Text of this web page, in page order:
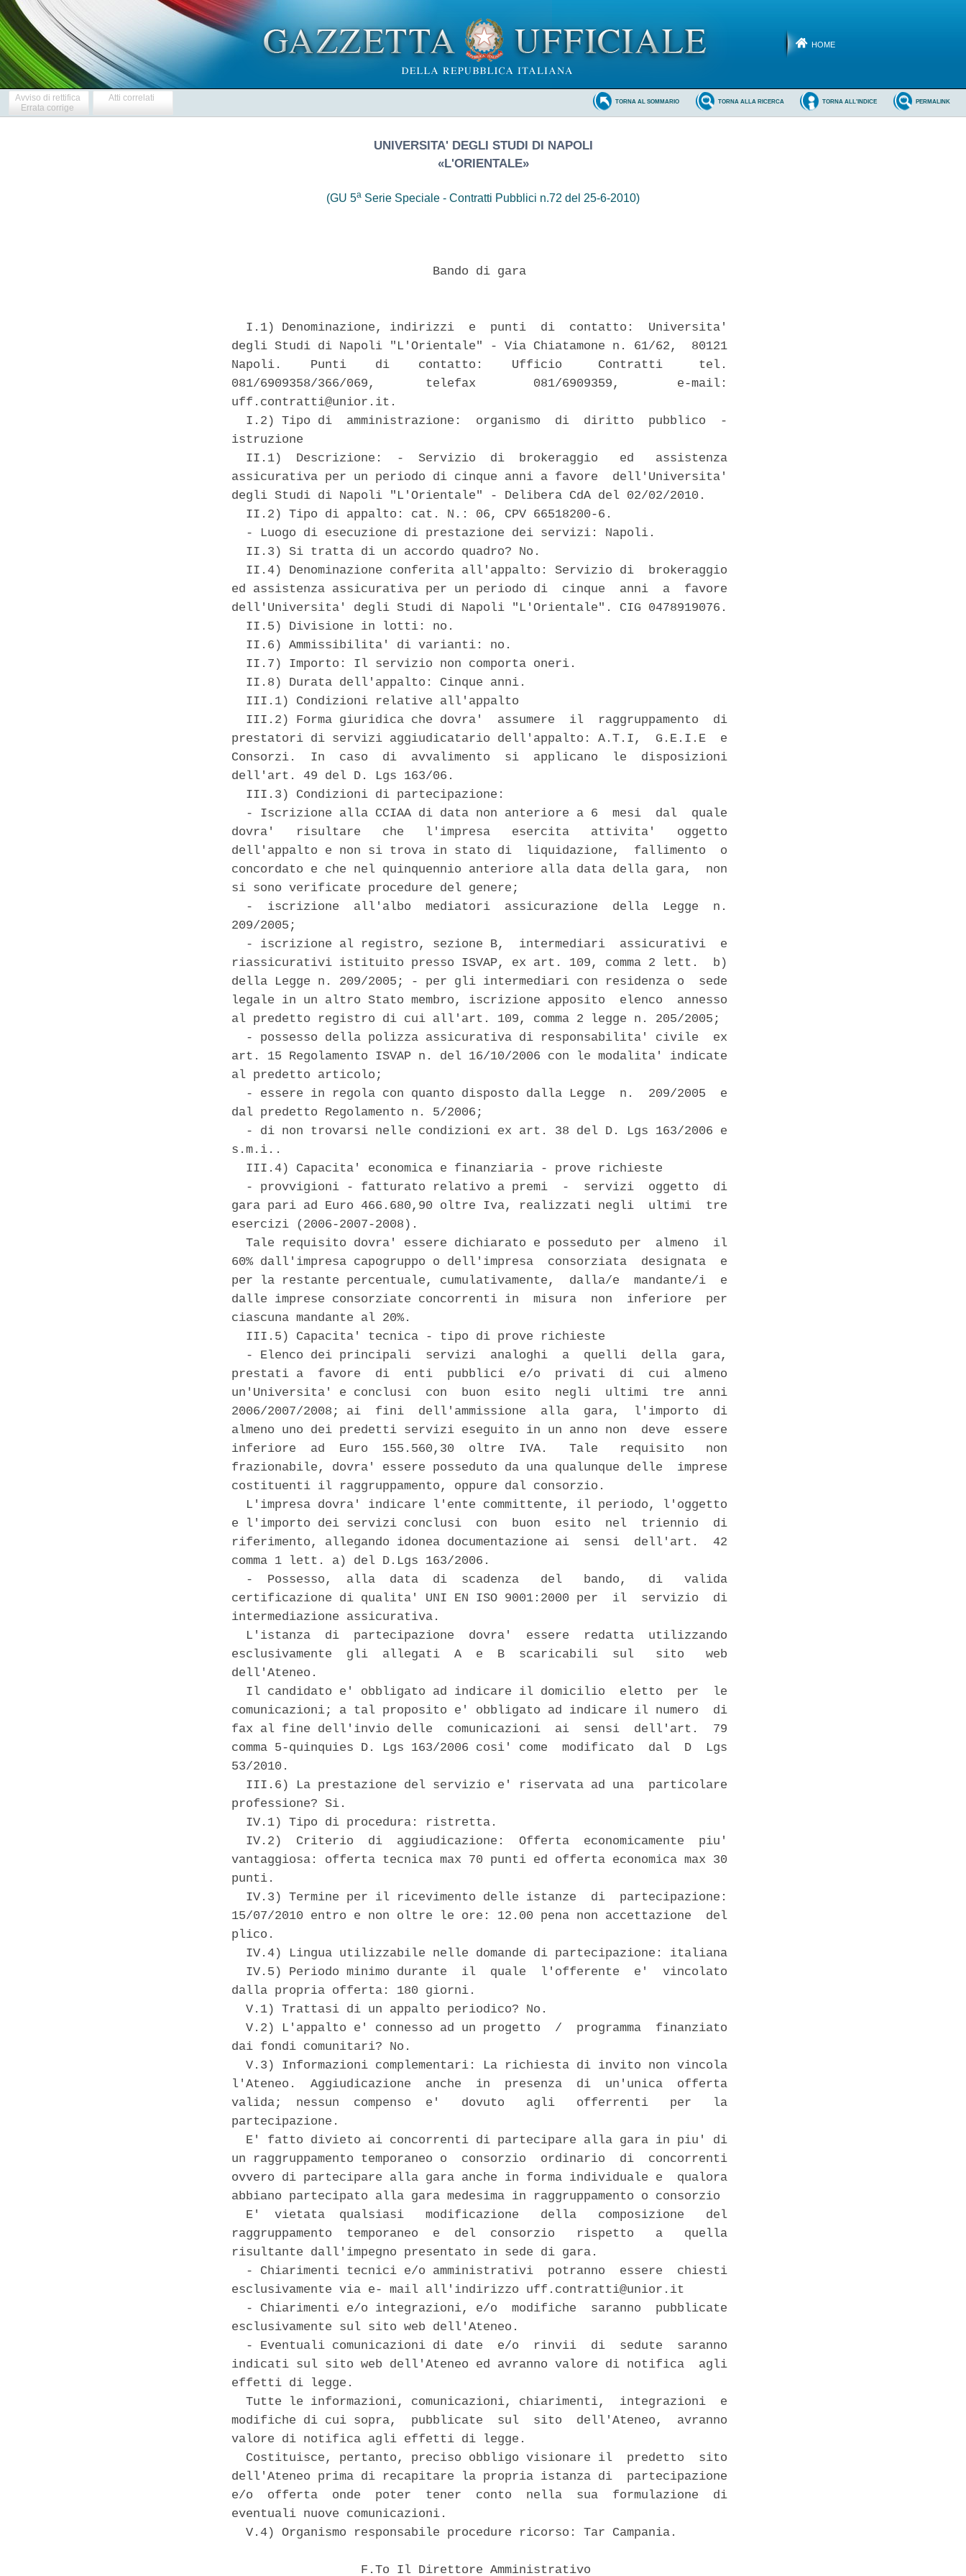
HOME
Avviso di rettifica
Errata corrige
Atti correlati PERMALINK
TORNA ALL'INDICE
TORNA ALLA RICERCA
TORNA AL SOMMARIO
UNIVERSITA' DEGLI STUDI DI NAPOLI
«L'ORIENTALE»
(GU 5a Serie Speciale - Contratti Pubblici n.72 del 25-6-2010)
                            Bando di gara
  I.1) Denominazione, indirizzi  e  punti  di  contatto:  Universita'
degli Studi di Napoli "L'Orientale" - Via Chiatamone n. 61/62,  80121
Napoli.    Punti    di    contatto:    Ufficio     Contratti     tel.
081/6909358/366/069,       telefax        081/6909359,        e-mail:
uff.contratti@unior.it.
  I.2) Tipo di  amministrazione:  organismo  di  diritto  pubblico  -
istruzione
  II.1)  Descrizione:  -  Servizio  di  brokeraggio   ed   assistenza
assicurativa per un periodo di cinque anni a favore  dell'Universita'
degli Studi di Napoli "L'Orientale" - Delibera CdA del 02/02/2010.
  II.2) Tipo di appalto: cat. N.: 06, CPV 66518200-6.
  - Luogo di esecuzione di prestazione dei servizi: Napoli.
  II.3) Si tratta di un accordo quadro? No.
  II.4) Denominazione conferita all'appalto: Servizio di  brokeraggio
ed assistenza assicurativa per un periodo di  cinque  anni  a  favore
dell'Universita' degli Studi di Napoli "L'Orientale". CIG 0478919076.
  II.5) Divisione in lotti: no.
  II.6) Ammissibilita' di varianti: no.
  II.7) Importo: Il servizio non comporta oneri.
  II.8) Durata dell'appalto: Cinque anni.
  III.1) Condizioni relative all'appalto
  III.2) Forma giuridica che dovra'  assumere  il  raggruppamento  di
prestatori di servizi aggiudicatario dell'appalto: A.T.I,  G.E.I.E  e
Consorzi.  In  caso  di  avvalimento  si  applicano  le  disposizioni
dell'art. 49 del D. Lgs 163/06.
  III.3) Condizioni di partecipazione:
  - Iscrizione alla CCIAA di data non anteriore a 6  mesi  dal  quale
dovra'   risultare   che   l'impresa   esercita   attivita'   oggetto
dell'appalto e non si trova in stato di  liquidazione,  fallimento  o
concordato e che nel quinquennio anteriore alla data della gara,  non
si sono verificate procedure del genere;
  -  iscrizione  all'albo  mediatori  assicurazione  della  Legge  n.
209/2005;
  - iscrizione al registro, sezione B,  intermediari  assicurativi  e
riassicurativi istituito presso ISVAP, ex art. 109, comma 2 lett.  b)
della Legge n. 209/2005; - per gli intermediari con residenza o  sede
legale in un altro Stato membro, iscrizione apposito  elenco  annesso
al predetto registro di cui all'art. 109, comma 2 legge n. 205/2005;
  - possesso della polizza assicurativa di responsabilita' civile  ex
art. 15 Regolamento ISVAP n. del 16/10/2006 con le modalita' indicate
al predetto articolo;
  - essere in regola con quanto disposto dalla Legge  n.  209/2005  e
dal predetto Regolamento n. 5/2006;
  - di non trovarsi nelle condizioni ex art. 38 del D. Lgs 163/2006 e
s.m.i..
  III.4) Capacita' economica e finanziaria - prove richieste
  - provvigioni - fatturato relativo a premi  -  servizi  oggetto  di
gara pari ad Euro 466.680,90 oltre Iva, realizzati negli  ultimi  tre
esercizi (2006-2007-2008).
  Tale requisito dovra' essere dichiarato e posseduto per  almeno  il
60% dall'impresa capogruppo o dell'impresa  consorziata  designata  e
per la restante percentuale, cumulativamente,  dalla/e  mandante/i  e
dalle imprese consorziate concorrenti in  misura  non  inferiore  per
ciascuna mandante al 20%.
  III.5) Capacita' tecnica - tipo di prove richieste
  - Elenco dei principali  servizi  analoghi  a  quelli  della  gara,
prestati a  favore  di  enti  pubblici  e/o  privati  di  cui  almeno
un'Universita' e conclusi  con  buon  esito  negli  ultimi  tre  anni
2006/2007/2008; ai  fini  dell'ammissione  alla  gara,  l'importo  di
almeno uno dei predetti servizi eseguito in un anno non  deve  essere
inferiore  ad  Euro  155.560,30  oltre  IVA.   Tale   requisito   non
frazionabile, dovra' essere posseduto da una qualunque delle  imprese
costituenti il raggruppamento, oppure dal consorzio.
  L'impresa dovra' indicare l'ente committente, il periodo, l'oggetto
e l'importo dei servizi conclusi  con  buon  esito  nel  triennio  di
riferimento, allegando idonea documentazione ai  sensi  dell'art.  42
comma 1 lett. a) del D.Lgs 163/2006.
  -  Possesso,  alla  data  di  scadenza   del   bando,   di   valida
certificazione di qualita' UNI EN ISO 9001:2000 per  il  servizio  di
intermediazione assicurativa.
  L'istanza  di  partecipazione  dovra'  essere  redatta  utilizzando
esclusivamente  gli  allegati  A  e  B  scaricabili  sul   sito   web
dell'Ateneo.
  Il candidato e' obbligato ad indicare il domicilio  eletto  per  le
comunicazioni; a tal proposito e' obbligato ad indicare il numero  di
fax al fine dell'invio delle  comunicazioni  ai  sensi  dell'art.  79
comma 5-quinquies D. Lgs 163/2006 cosi' come  modificato  dal  D  Lgs
53/2010.
  III.6) La prestazione del servizio e' riservata ad una  particolare
professione? Si.
  IV.1) Tipo di procedura: ristretta.
  IV.2)  Criterio  di  aggiudicazione:  Offerta  economicamente  piu'
vantaggiosa: offerta tecnica max 70 punti ed offerta economica max 30
punti.
  IV.3) Termine per il ricevimento delle istanze  di  partecipazione:
15/07/2010 entro e non oltre le ore: 12.00 pena non accettazione  del
plico.
  IV.4) Lingua utilizzabile nelle domande di partecipazione: italiana
  IV.5) Periodo minimo durante  il  quale  l'offerente  e'  vincolato
dalla propria offerta: 180 giorni.
  V.1) Trattasi di un appalto periodico? No.
  V.2) L'appalto e' connesso ad un progetto  /  programma  finanziato
dai fondi comunitari? No.
  V.3) Informazioni complementari: La richiesta di invito non vincola
l'Ateneo.  Aggiudicazione  anche  in  presenza  di  un'unica  offerta
valida;  nessun  compenso  e'   dovuto   agli   offerrenti   per   la
partecipazione.
  E' fatto divieto ai concorrenti di partecipare alla gara in piu' di
un raggruppamento temporaneo o  consorzio  ordinario  di  concorrenti
ovvero di partecipare alla gara anche in forma individuale e  qualora
abbiano partecipato alla gara medesima in raggruppamento o consorzio
  E'  vietata  qualsiasi   modificazione   della   composizione   del
raggruppamento  temporaneo  e  del  consorzio   rispetto   a   quella
risultante dall'impegno presentato in sede di gara.
  - Chiarimenti tecnici e/o amministrativi  potranno  essere  chiesti
esclusivamente via e- mail all'indirizzo uff.contratti@unior.it
  - Chiarimenti e/o integrazioni, e/o  modifiche  saranno  pubblicate
esclusivamente sul sito web dell'Ateneo.
  - Eventuali comunicazioni di date  e/o  rinvii  di  sedute  saranno
indicati sul sito web dell'Ateneo ed avranno valore di notifica  agli
effetti di legge.
  Tutte le informazioni, comunicazioni, chiarimenti,  integrazioni  e
modifiche di cui sopra,  pubblicate  sul  sito  dell'Ateneo,  avranno
valore di notifica agli effetti di legge.
  Costituisce, pertanto, preciso obbligo visionare il  predetto  sito
dell'Ateneo prima di recapitare la propria istanza di  partecipazione
e/o  offerta  onde  poter  tener  conto  nella  sua  formulazione  di
eventuali nuove comunicazioni.
  V.4) Organismo responsabile procedure ricorso: Tar Campania.
                  F.To Il Direttore Amministrativo